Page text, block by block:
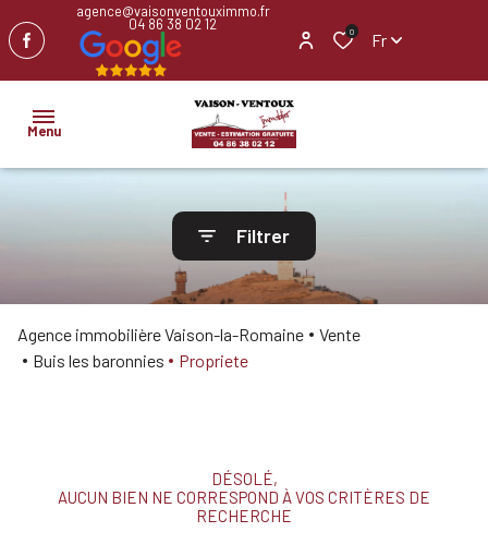
agence@vaisonventouximmo.fr
04 86 38 02 12 0 Fr
Menu
IMMOBILIER
PROFESSIONNEL
ESTIMATION
Filtrer
Agence immobilière Vaison-la-Romaine
Vente
Buis les baronnies
Propriete
DÉSOLÉ,
AUCUN BIEN NE CORRESPOND À VOS CRITÈRES DE
RECHERCHE